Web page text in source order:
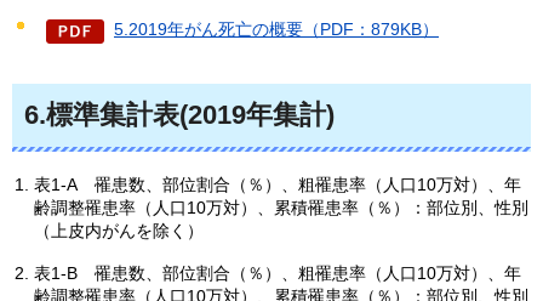
5.2019年がん死亡の概要（PDF：879KB）
6.標準集計表(2019年集計)
表1-A
罹患数、部位割合（％）、粗罹患率（人口10万対）、年
齢調整罹患率（人口10万対）、累積罹患率（％）：部位別、性別
（上皮内がんを除く）
表1-B
罹患数、部位割合（％）、粗罹患率（人口10万対）、年
齢調整罹患率（人口10万対）、累積罹患率（％）：部位別、性別